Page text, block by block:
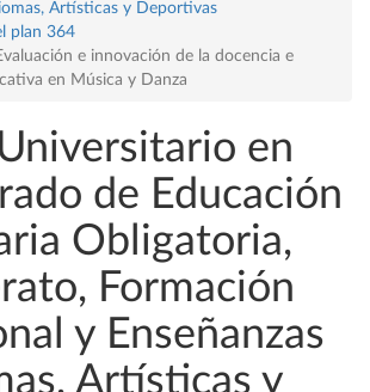
Artísticas y Deportivas
plan 364
e innovación de la docencia e
en Música y Danza
en
de Educación
Obligatoria,
Formación
y Enseñanzas
Artísticas y